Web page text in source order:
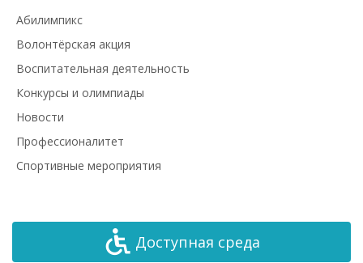
Абилимпикс
Волонтёрская акция
Воспитательная деятельность
Конкурсы и олимпиады
Новости
Профессионалитет
Спортивные мероприятия
Доступная среда